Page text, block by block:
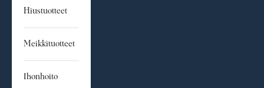
Hiustuotteet
Meikkituotteet
Ihonhoito